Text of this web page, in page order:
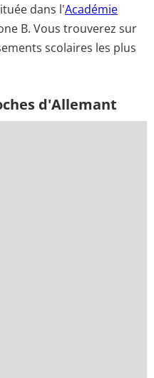
dans l'Académie
B. Vous trouverez sur
scolaires les plus
d'Allemant